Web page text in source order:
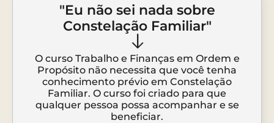
"Eu não sei nada sobre
Constelação Familiar"
O curso Trabalho e Finanças em Ordem e
Propósito não necessita que você tenha
conhecimento prévio em Constelação
Familiar. O curso foi criado para que
qualquer pessoa possa acompanhar e se
beneficiar.